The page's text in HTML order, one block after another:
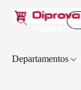
Departamentos